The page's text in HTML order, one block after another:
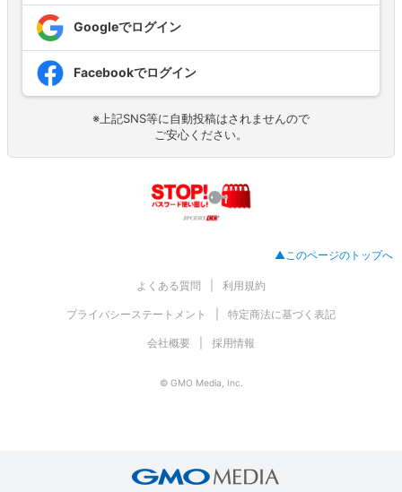
Googleでログイン
Facebookでログイン
※上記SNS等に自動投稿はされませんので
ご安心ください。
▲このページのトップへ
よくある質問 利用規約
プライバシーステートメント 特定商法に基づく表記
会社概要 採用情報
© GMO Media, Inc.